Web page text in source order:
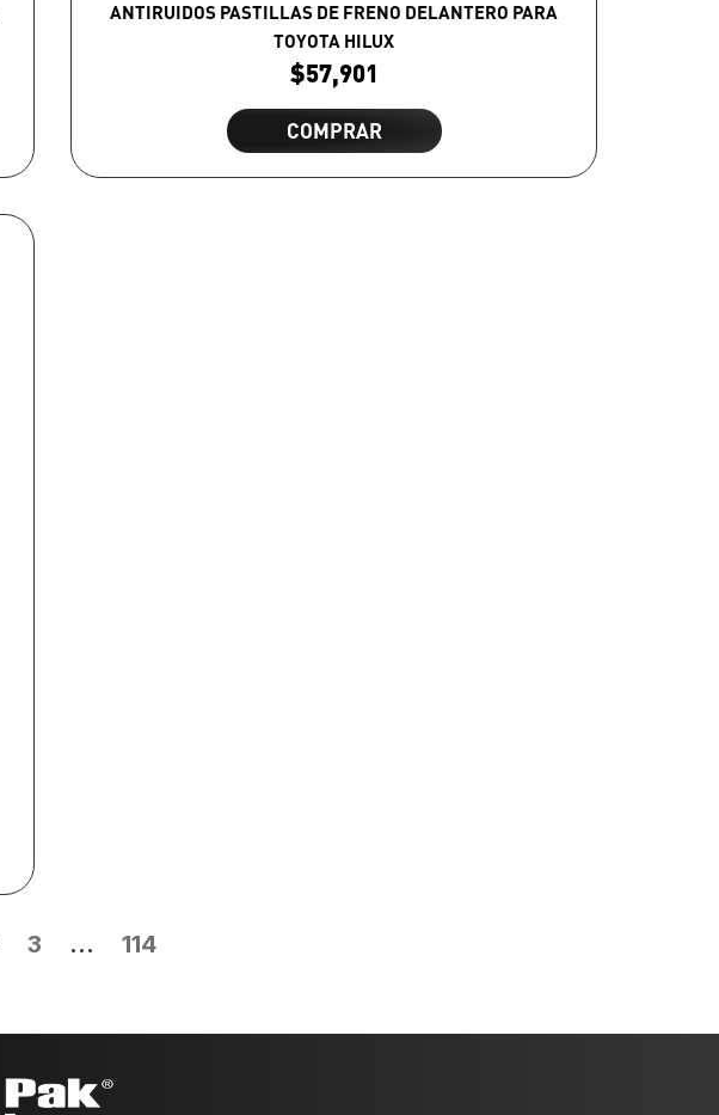
ANTIRUIDOS PASTILLAS DE FRENO DELANTERO PARA
TOYOTA HILUX
$57,901
COMPRAR
3 … 114